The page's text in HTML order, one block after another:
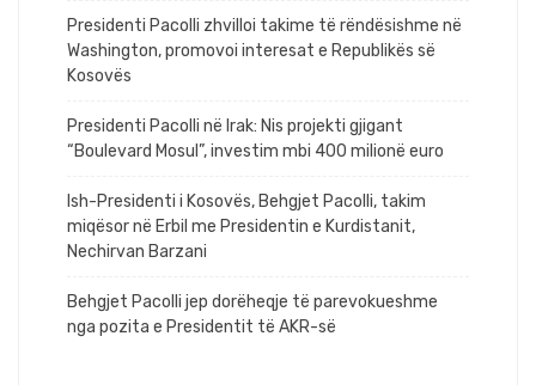
Presidenti Pacolli zhvilloi takime të rëndësishme në
Washington, promovoi interesat e Republikës së
Kosovës
Presidenti Pacolli në Irak: Nis projekti gjigant
“Boulevard Mosul”, investim mbi 400 milionë euro
Ish-Presidenti i Kosovës, Behgjet Pacolli, takim
miqësor në Erbil me Presidentin e Kurdistanit,
Nechirvan Barzani
Behgjet Pacolli jep dorëheqje të parevokueshme
nga pozita e Presidentit të AKR-së